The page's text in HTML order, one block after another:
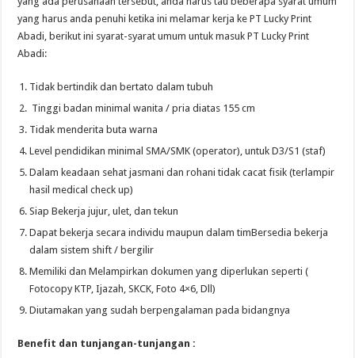
yang harus anda penuhi ketika ini melamar kerja ke PT Lucky Print
Abadi, berikut ini syarat-syarat umum untuk masuk PT Lucky Print
Abadi:
Tidak bertindik dan bertato dalam tubuh
Tinggi badan minimal wanita / pria diatas 155 cm
Tidak menderita buta warna
Level pendidikan minimal SMA/SMK (operator), untuk D3/S1 (staf)
Dalam keadaan sehat jasmani dan rohani tidak cacat fisik (terlampir
hasil medical check up)
Siap Bekerja jujur, ulet, dan tekun
Dapat bekerja secara individu maupun dalam timBersedia bekerja
dalam sistem shift / bergilir
Memiliki dan Melampirkan dokumen yang diperlukan seperti (
Fotocopy KTP, Ijazah, SKCK, Foto 4×6, Dll)
Diutamakan yang sudah berpengalaman pada bidangnya
Benefit dan tunjangan-tunjangan :